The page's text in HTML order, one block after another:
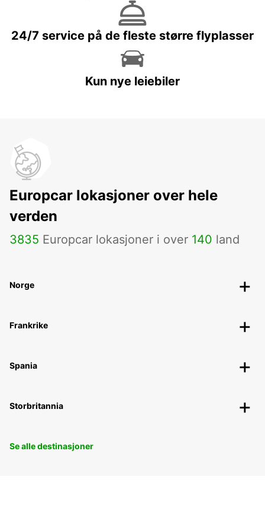
24/7 service på de fleste større flyplasser
Kun nye leiebiler
Europcar lokasjoner over hele
verden
3835 Europcar lokasjoner i over 140 land
Norge
Frankrike
Spania
Storbritannia
Se alle destinasjoner